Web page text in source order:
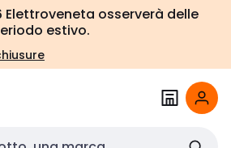
osserverà delle
estivo.